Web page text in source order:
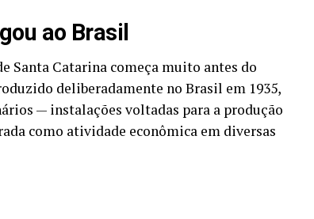
ao Brasil
Santa Catarina começa muito antes do
deliberadamente no Brasil em 1935,
— instalações voltadas para a produção
como atividade econômica em diversas